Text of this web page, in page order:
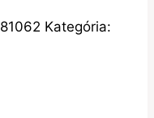
Kategória: